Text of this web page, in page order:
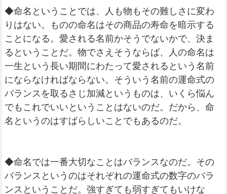
◆命名ということでは、人も物もその難しさに変わ
りはない。ものの命名はその商品の寿命を暗示する
ことになる。愛される名前かそうでないかで、決ま
るということだ。物でさえそうならば、人の命名は
一生という長い期間にわたって愛されるという名前
にならなければならない。そういう名前の運命式の
バランスを取るさじ加減というものは、いくら悩ん
でもこれでいいということはないのだ。だから、命
名というのはすばらしいことでもあるのだ。
◆命名では一番大切なことはバランスなのだ。その
バランスというのはそれぞれの運命式の数字のバラ
ンスということだ。強すぎても弱すぎてもいけな